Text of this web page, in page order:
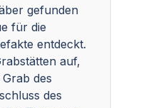
gefunden
für die
entdeckt.
auf,
des
des